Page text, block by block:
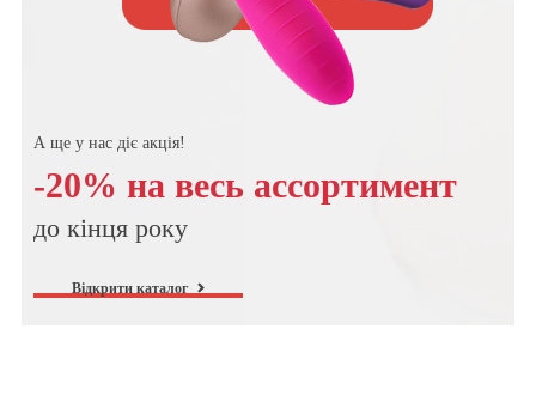
А ще у нас діє акція!
-20% на весь ассортимент
до кінця року
Відкрити каталог